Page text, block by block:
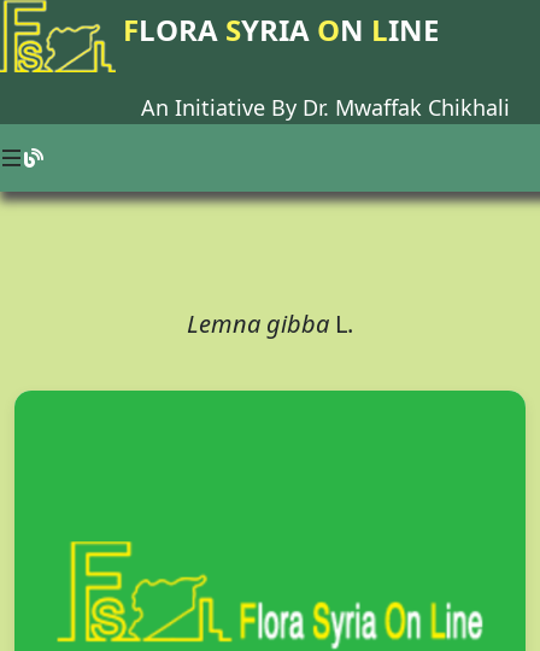
FLORA SYRIA ON LINE
An Initiative By Dr. Mwaffak Chikhali
Lemna gibba L.